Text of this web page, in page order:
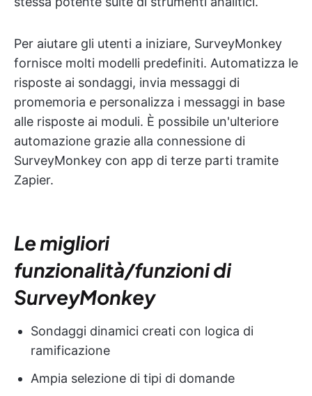
Per aiutare gli utenti a iniziare, SurveyMonkey
fornisce molti modelli predefiniti. Automatizza le
risposte ai sondaggi, invia messaggi di
promemoria e personalizza i messaggi in base
alle risposte ai moduli. È possibile un'ulteriore
automazione grazie alla connessione di
SurveyMonkey con app di terze parti tramite
Zapier.
Le migliori
funzionalità/funzioni di
SurveyMonkey
Sondaggi dinamici creati con logica di
ramificazione
Ampia selezione di tipi di domande